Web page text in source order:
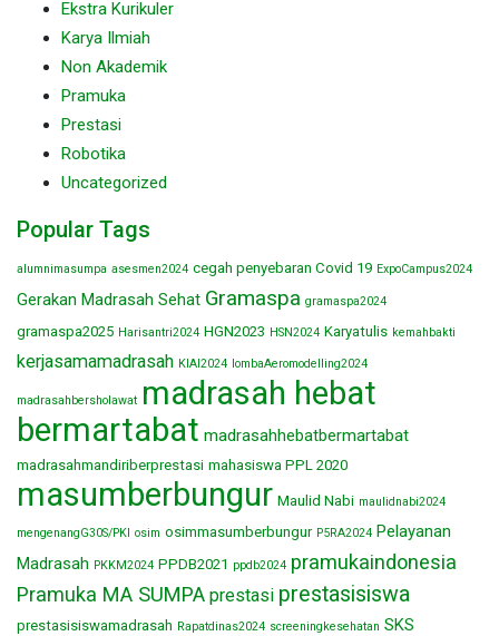
Ekstra Kurikuler
Karya Ilmiah
Non Akademik
Pramuka
Prestasi
Robotika
Uncategorized
Popular Tags
alumnimasumpa asesmen2024 cegah penyebaran Covid 19 ExpoCampus2024
Gerakan Madrasah Sehat Gramaspa gramaspa2024
gramaspa2025 Harisantri2024 HGN2023 HSN2024 Karyatulis kemahbakti
kerjasamamadrasah KIAI2024 lombaAeromodelling2024
madrasahbersholawat madrasah hebat
bermartabat madrasahhebatbermartabat
madrasahmandiriberprestasi mahasiswa PPL 2020
masumberbungur Maulid Nabi maulidnabi2024
mengenangG30S/PKI osim osimmasumberbungur P5RA2024 Pelayanan
Madrasah PKKM2024 PPDB2021 ppdb2024 pramukaindonesia
Pramuka MA SUMPA prestasi prestasisiswa
prestasisiswamadrasah Rapatdinas2024 screeningkesehatan SKS